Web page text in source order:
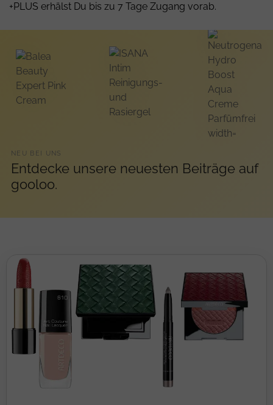
+PLUS erhälst Du bis zu 7 Tage Zugang vorab.
NEU BEI UNS
Entdecke unsere neuesten Beiträge auf
gooloo.